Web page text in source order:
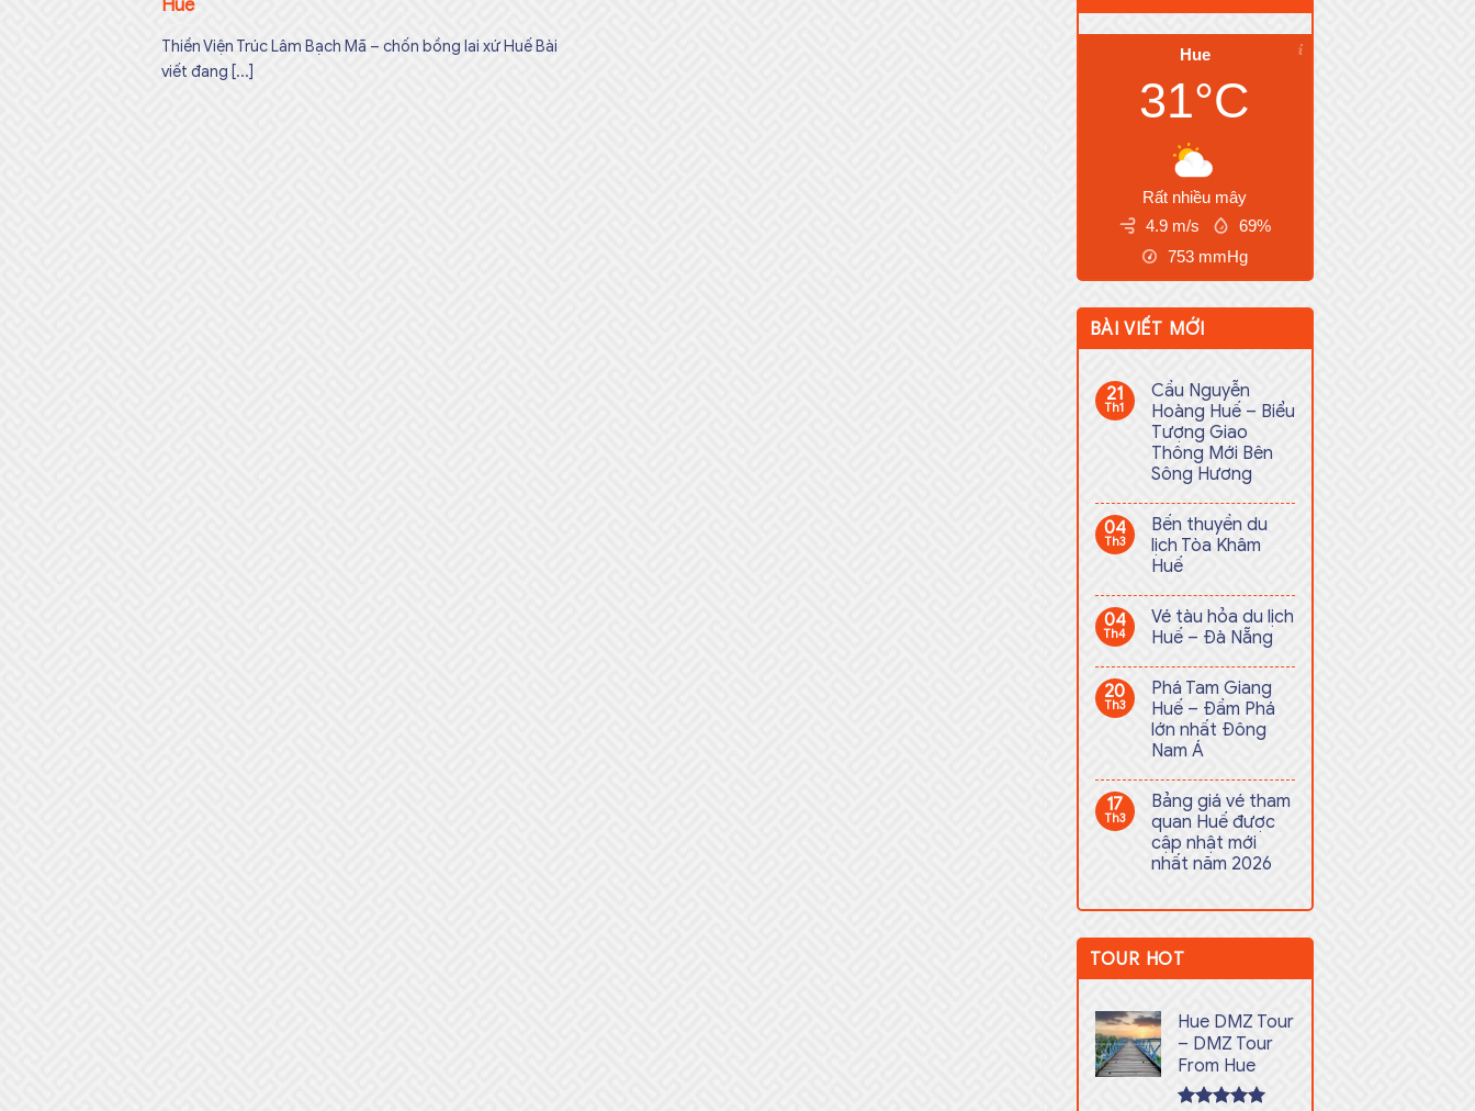
Huế
Thiền Viện Trúc Lâm Bạch Mã – chốn bồng lai xứ Huế Bài
viết đang [...]
Hue
31°C
Rất nhiều mây
4.9 m/s
69%
753 mmHg
BÀI VIẾT MỚI
21
Th1
Cầu Nguyễn
Hoàng Huế – Biểu
Tượng Giao
Thông Mới Bên
Sông Hương
04
Th3
Bến thuyền du
lịch Tòa Khâm
Huế
04
Th4
Vé tàu hỏa du lịch
Huế – Đà Nẵng
20
Th3
Phá Tam Giang
Huế – Đầm Phá
lớn nhất Đông
Nam Á
17
Th3
Bảng giá vé tham
quan Huế được
cập nhật mới
nhất năm 2026
TOUR HOT
Hue DMZ Tour
– DMZ Tour
From Hue